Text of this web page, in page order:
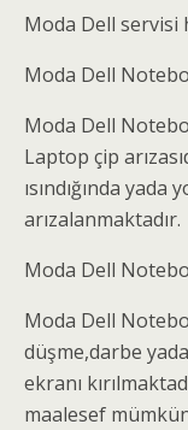
Moda Dell servisi
Moda Dell
Moda Dell
Laptop çip
ısındığında
arızalanmaktadır.
Moda Dell
Moda Dell
düşme,darbe
ekranı
maalesef